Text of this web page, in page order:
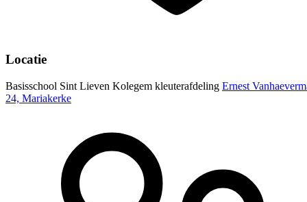
Locatie
Basisschool Sint Lieven Kolegem kleuterafdeling Ernest
24, Mariakerke